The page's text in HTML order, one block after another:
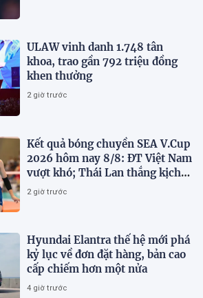
ULAW vinh danh 1.748 tân
khoa, trao gần 792 triệu đồng
khen thưởng
2 giờ trước
Kết quả bóng chuyền SEA V.Cup
2026 hôm nay 8/8: ĐT Việt Nam
vượt khó; Thái Lan thắng kịch
tính
2 giờ trước
Hyundai Elantra thế hệ mới phá
kỷ lục về đơn đặt hàng, bản cao
cấp chiếm hơn một nửa
4 giờ trước